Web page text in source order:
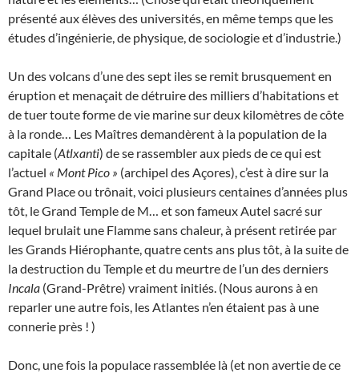
présenté aux élèves des universités, en même temps que les
études d’ingénierie, de physique, de sociologie et d’industrie.)
Un des volcans d’une des sept iles se remit brusquement en
éruption et menaçait de détruire des milliers d’habitations et
de tuer toute forme de vie marine sur deux kilomètres de côte
à la ronde… Les Maîtres demandèrent à la population de la
capitale (Atlxanti) de se rassembler aux pieds de ce qui est
l’actuel « Mont Pico » (archipel des Açores), c’est à dire sur la
Grand Place ou trônait, voici plusieurs centaines d’années plus
tôt, le Grand Temple de M… et son fameux Autel sacré sur
lequel brulait une Flamme sans chaleur, à présent retirée par
les Grands Hiérophante, quatre cents ans plus tôt, à la suite de
la destruction du Temple et du meurtre de l’un des derniers
Incala (Grand-Prêtre) vraiment initiés. (Nous aurons à en
reparler une autre fois, les Atlantes n’en étaient pas à une
connerie près ! )
Donc, une fois la populace rassemblée là (et non avertie de ce